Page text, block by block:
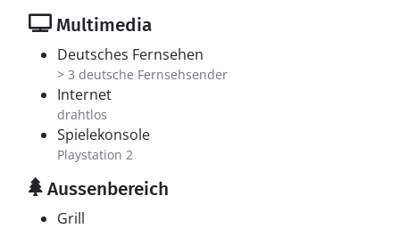
Multimedia
Deutsches Fernsehen
> 3 deutsche Fernsehsender
Internet
drahtlos
Spielekonsole
Playstation 2
Aussenbereich
Grill